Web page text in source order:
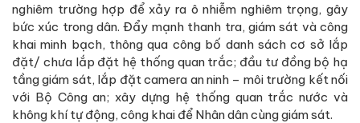
nghiêm trường hợp để xảy ra ô nhiễm nghiêm trọng, gây
bức xúc trong dân. Đẩy mạnh thanh tra, giám sát và công
khai minh bạch, thông qua công bố danh sách cơ sở lắp
đặt/ chưa lắp đặt hệ thống quan trắc; đầu tư đồng bộ hạ
tầng giám sát, lắp đặt camera an ninh – môi trường kết nối
với Bộ Công an; xây dựng hệ thống quan trắc nước và
không khí tự động, công khai để Nhân dân cùng giám sát.